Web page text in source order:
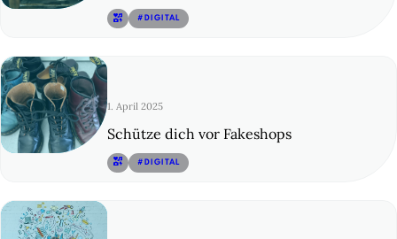
#DIGITAL
1. April 2025
Schütze dich vor Fakeshops
#DIGITAL